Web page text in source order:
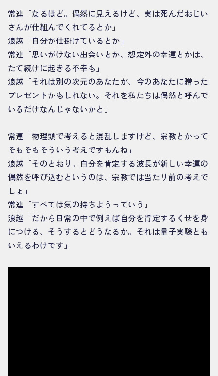
常連「なるほど。偶然に見えるけど、実は死んだおじい
さんが仕組んでくれてるとか」
浪越「自分が仕掛けているとか」
常連「思いがけない出会いとか、想定外の幸運とかは、
たて続けに起きる不幸も」
浪越「それは別の次元のあなたが、今のあなたに贈った
プレゼントかもしれない。それを私たちは偶然と呼んで
いるだけなんじゃないかと」
常連「物理頭で考えると混乱しますけど、宗教とかって
そもそもそういう考えですもんね」
浪越「そのとおり。自分を肯定する波長が新しい幸運の
偶然を呼び込むというのは、宗教では当たり前の考えで
しょ」
常連「すべては気の持ちようっていう」
浪越「だから日常の中で例えば自分を肯定するくせを身
につける、そうするとどうなるか。それは量子実験とも
いえるわけです」